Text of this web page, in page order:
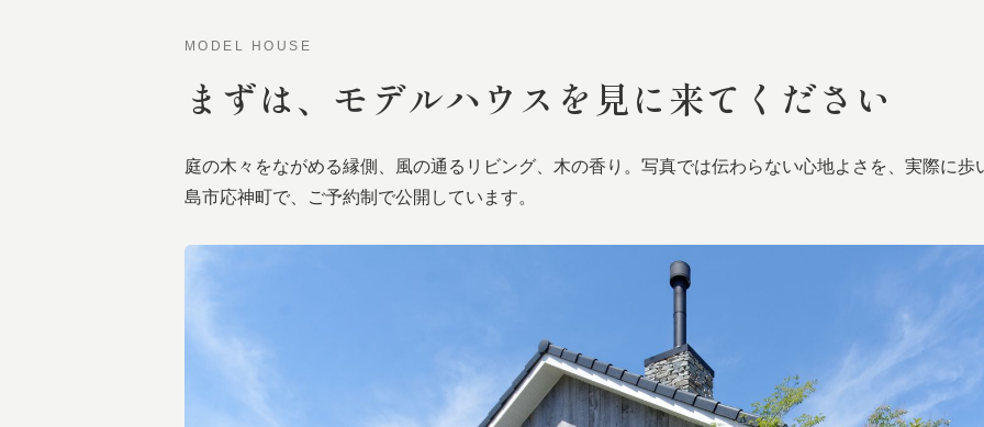
MODEL HOUSE
まずは、 モデルハウスを 見に来てください
庭の木々をながめる縁側、風の通るリビング、木の香り。写真では伝わらない心地よさを、実際に
島市応神町で、ご予約制で公開しています。